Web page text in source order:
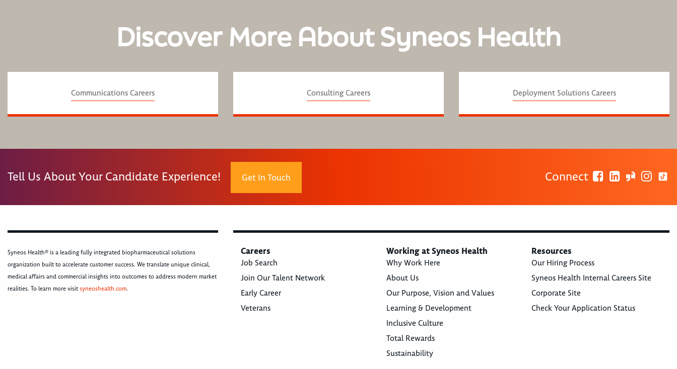
Discover More About Syneos Health
Communications Careers Consulting Careers Deployment Solutions Careers
Tell Us About Your Candidate Experience! Get In Touch Connect
Syneos Health® is a leading fully integrated biopharmaceutical solutions
organization built to accelerate customer success. We translate unique clinical,
medical affairs and commercial insights into outcomes to address modern market
realities. To learn more visitsyneoshealth.com.
Careers
Job Search
Join Our Talent Network
Early Career
Veterans
Working at Syneos Health
Why Work Here
About Us
Our Purpose, Vision and Values
Learning & Development
Inclusive Culture
Total Rewards
Sustainability
Resources
Our Hiring Process
Syneos Health Internal Careers Site
Corporate Site
Check Your Application Status